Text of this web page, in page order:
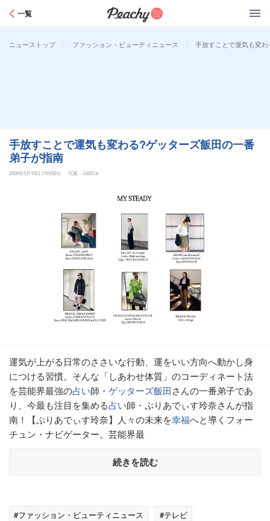
一覧
ニューストップ > ファッション・ビューティニュース > 手放すことで運気も変
手放すことで運気も変わる?ゲッターズ飯田の一番
弟子が指南
2026年5月18日 21時52分 写真：GISELe
運気が上がる日常のささいな行動、運をいい方向へ動かし身
につける習慣。そんな「しあわせ体質」のコーディネート法
を芸能界最強の占い師・ ゲッターズ飯田さんの一番弟子であ
り、今最も注目を集める占い師・ぷりあでぃす玲奈さんが指
南！【ぷりあでぃす玲奈】人々の未来を幸福へと導くフォー
チュン・ナビゲーター。芸能界最
続きを読む
#ファッション・ビューティニュース
#テレビ